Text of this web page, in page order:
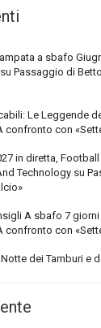
a sbafo
su Passaggio di
Le Leggende
confronto con
in diretta,
Technology su
A sbafo 7
confronto con
dei Tamburi e